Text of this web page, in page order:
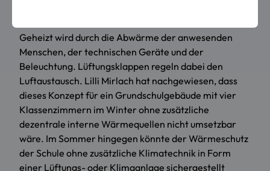
Geheizt wird durch die Abwärme der anwesenden
Menschen, der technischen Geräte und der
Beleuchtung. Lüftungsklappen regeln dabei den
Luftaustausch. Lilli Mirlach hat nachgewiesen, dass
dieses Konzept für ein Grundschulgebäude mit vier
Klassenzimmern im Winter ohne zusätzliche
dezentrale interne Wärmequellen nicht umsetzbar
wäre. Im Sommer hingegen könnte der Wärmeschutz
der Schule ohne zusätzliche Klimatechnik in Form
einer Lüftungs- oder Klimaanlage sichergestellt